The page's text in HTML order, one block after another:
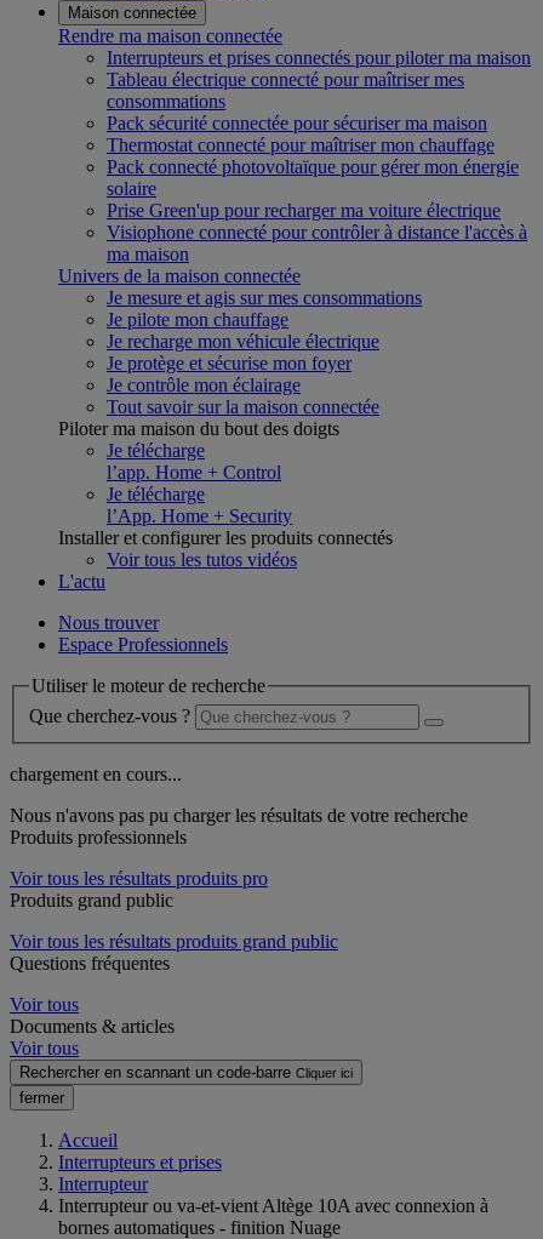
Maison connectée
Rendre ma maison connectée
Interrupteurs et prises connectés pour piloter ma maison
Tableau électrique connecté pour maîtriser mes
consommations
Pack sécurité connectée pour sécuriser ma maison
Thermostat connecté pour maîtriser mon chauffage
Pack connecté photovoltaïque pour gérer mon énergie
solaire
Prise Green'up pour recharger ma voiture électrique
Visiophone connecté pour contrôler à distance l'accès à
ma maison
Univers de la maison connectée
Je mesure et agis sur mes consommations
Je pilote mon chauffage
Je recharge mon véhicule électrique
Je protège et sécurise mon foyer
Je contrôle mon éclairage
Tout savoir sur la maison connectée
Piloter ma maison du bout des doigts
Je télécharge
l’app. Home + Control
Je télécharge
l’App. Home + Security
Installer et configurer les produits connectés
Voir tous les tutos vidéos
L'actu
Nous trouver
Espace Professionnels
Utiliser le moteur de recherche
Que cherchez-vous ?
chargement en cours...
Nous n'avons pas pu charger les résultats de votre recherche
Produits professionnels
Voir tous les résultats produits pro
Produits grand public
Voir tous les résultats produits grand public
Questions fréquentes
Voir tous
Documents & articles
Voir tous
Rechercher en scannant un code-barre Cliquer ici
fermer
Accueil
Interrupteurs et prises
Interrupteur
Interrupteur ou va-et-vient Altège 10A avec connexion à
bornes automatiques - finition Nuage